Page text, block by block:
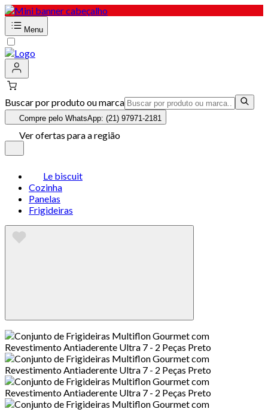
Menu
Buscar por produto ou marca
Compre pelo WhatsApp: (21) 97971-2181
Ver ofertas para a região
Le biscuit
Cozinha
Panelas
Frigideiras